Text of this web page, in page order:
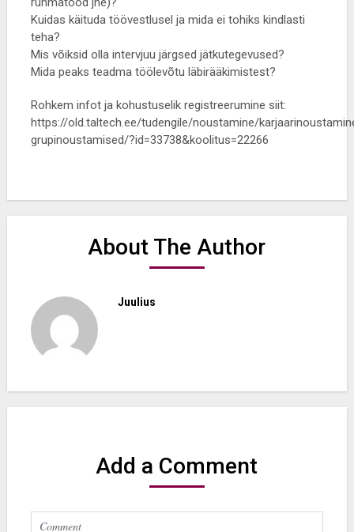
Kuidas käituda töövestlusel ja mida ei tohiks kindlasti
teha?
Mis võiksid olla intervjuu järgsed jätkutegevused?
Mida peaks teadma töölevõtu läbirääkimistest?
Rohkem infot ja kohustuselik registreerumine siit:
https://old.taltech.ee/tudengile/noustamine/
grupinoustamised/?id=33738&koolitus=22266
About The Author
Juulius
Add a Comment